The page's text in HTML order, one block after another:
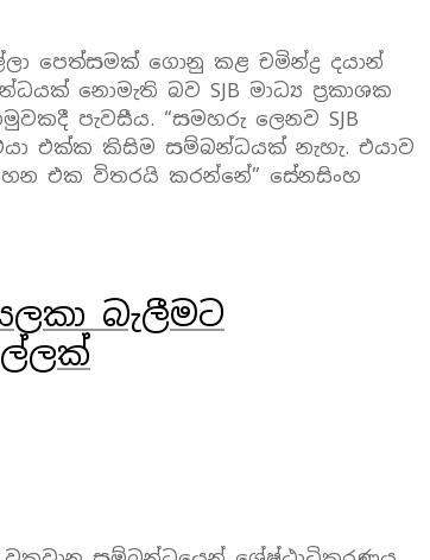
පෙත්සමක් ගොනු කළ චමින්ද්‍ර දයාන්
නොමැති බව SJB මාධ්‍ය ප්‍රකාශක
පැවසීය. “සමහරු ලෙනව SJB
එක්ක කිසිම සම්බන්ධයක් නැහැ. එයාව
එක විතරයි කරන්නේ” සේනසිංහ
බැලීමට